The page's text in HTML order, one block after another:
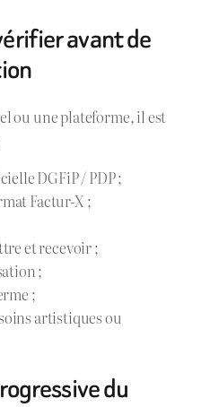
avant de
ou une plateforme, il est
DGFiP / PDP ;
Factur-X ;
et recevoir ;
;
;
artistiques ou
du